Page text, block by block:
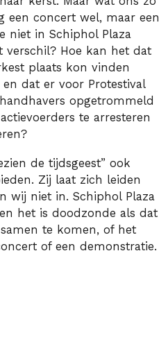
een concert wel, maar een
niet in Schiphol Plaza
verschil? Hoe kan het dat
plaats kon vinden
dat er voor Protestival
opgetrommeld
te arresteren
de tijdsgeest” ook
Zij laat zich leiden
wij niet in. Schiphol Plaza
het is doodzonde als dat
te komen, of het
of een demonstratie.